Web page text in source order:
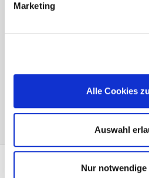
Marketing
Alle Cookies
Auswahl
Nur notwendige
Daten an Drittplattformen